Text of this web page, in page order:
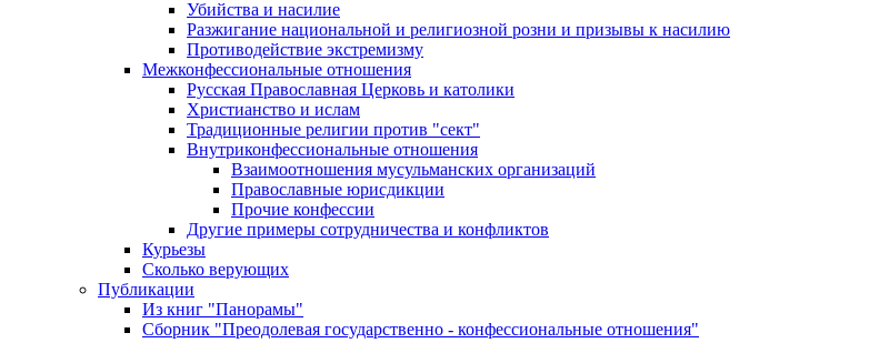
Убийства и насилие
Разжигание национальной и религиозной розни и призывы к насилию
Противодействие экстремизму
Межконфессиональные отношения
Русская Православная Церковь и католики
Христианство и ислам
Традиционные религии против "сект"
Внутриконфессиональные отношения
Взаимоотношения мусульманских организаций
Православные юрисдикции
Прочие конфессии
Другие примеры сотрудничества и конфликтов
Курьезы
Сколько верующих
Публикации
Из книг "Панорамы"
Сборник "Преодолевая государственно - конфессиональные отношения"